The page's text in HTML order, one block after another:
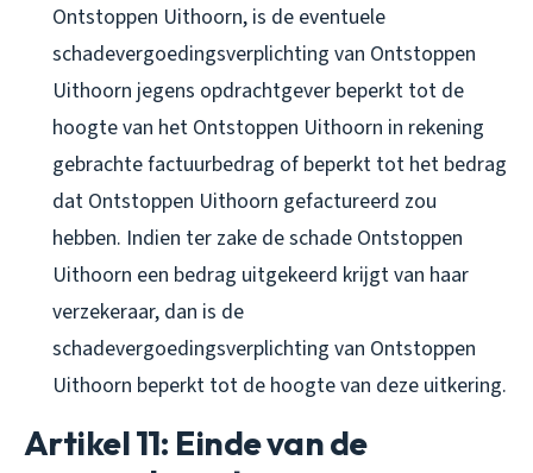
Ontstoppen Uithoorn, is de eventuele
schadevergoedingsverplichting van Ontstoppen
Uithoorn jegens opdrachtgever beperkt tot de
hoogte van het Ontstoppen Uithoorn in rekening
gebrachte factuurbedrag of beperkt tot het bedrag
dat Ontstoppen Uithoorn gefactureerd zou
hebben. Indien ter zake de schade Ontstoppen
Uithoorn een bedrag uitgekeerd krijgt van haar
verzekeraar, dan is de
schadevergoedingsverplichting van Ontstoppen
Uithoorn beperkt tot de hoogte van deze uitkering.
Artikel 11: Einde van de